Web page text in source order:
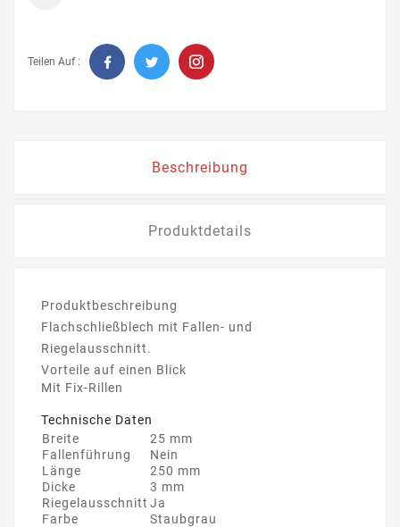
Teilen Auf :
Beschreibung
Produktdetails
Produktbeschreibung
Flachschließblech mit Fallen- und
Riegelausschnitt.
Vorteile auf einen Blick
Mit Fix-Rillen
Technische Daten
Breite
25 mm
Fallenführung
Nein
Länge
250 mm
Dicke
3 mm
Riegelausschnitt Ja
Farbe
Staubgrau